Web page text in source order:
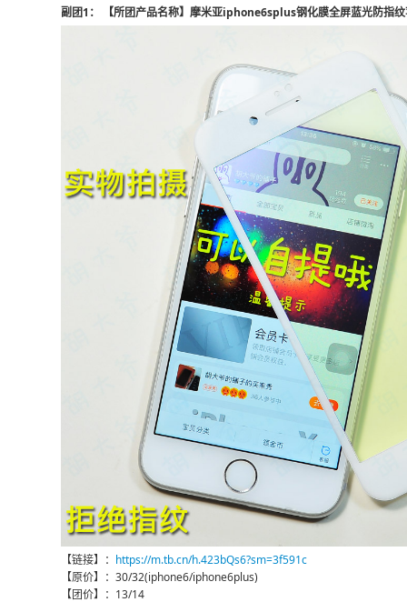
副团1： 【所团产品名称】摩米亚iphone6splus钢化膜全屏蓝光防指
【链接】： https://m.tb.cn/h.423bQs6?sm=3f591c
【原价】：30/32(iphone6/iphone6plus)
【团价】：13/14